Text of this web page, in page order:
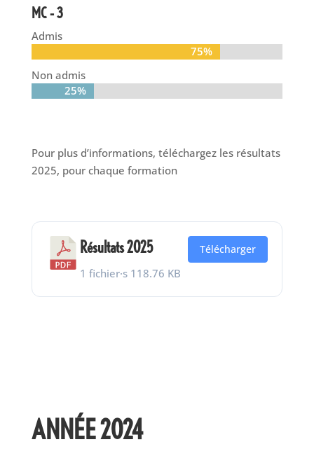
MC – 3
Admis
75%
75%
Non admis
25%
25%
Pour plus d’informations, téléchargez les résultats
2025, pour chaque formation
Résultats 2025
1 fichier·s 118.76 KB
Télécharger
ANNÉE 2024